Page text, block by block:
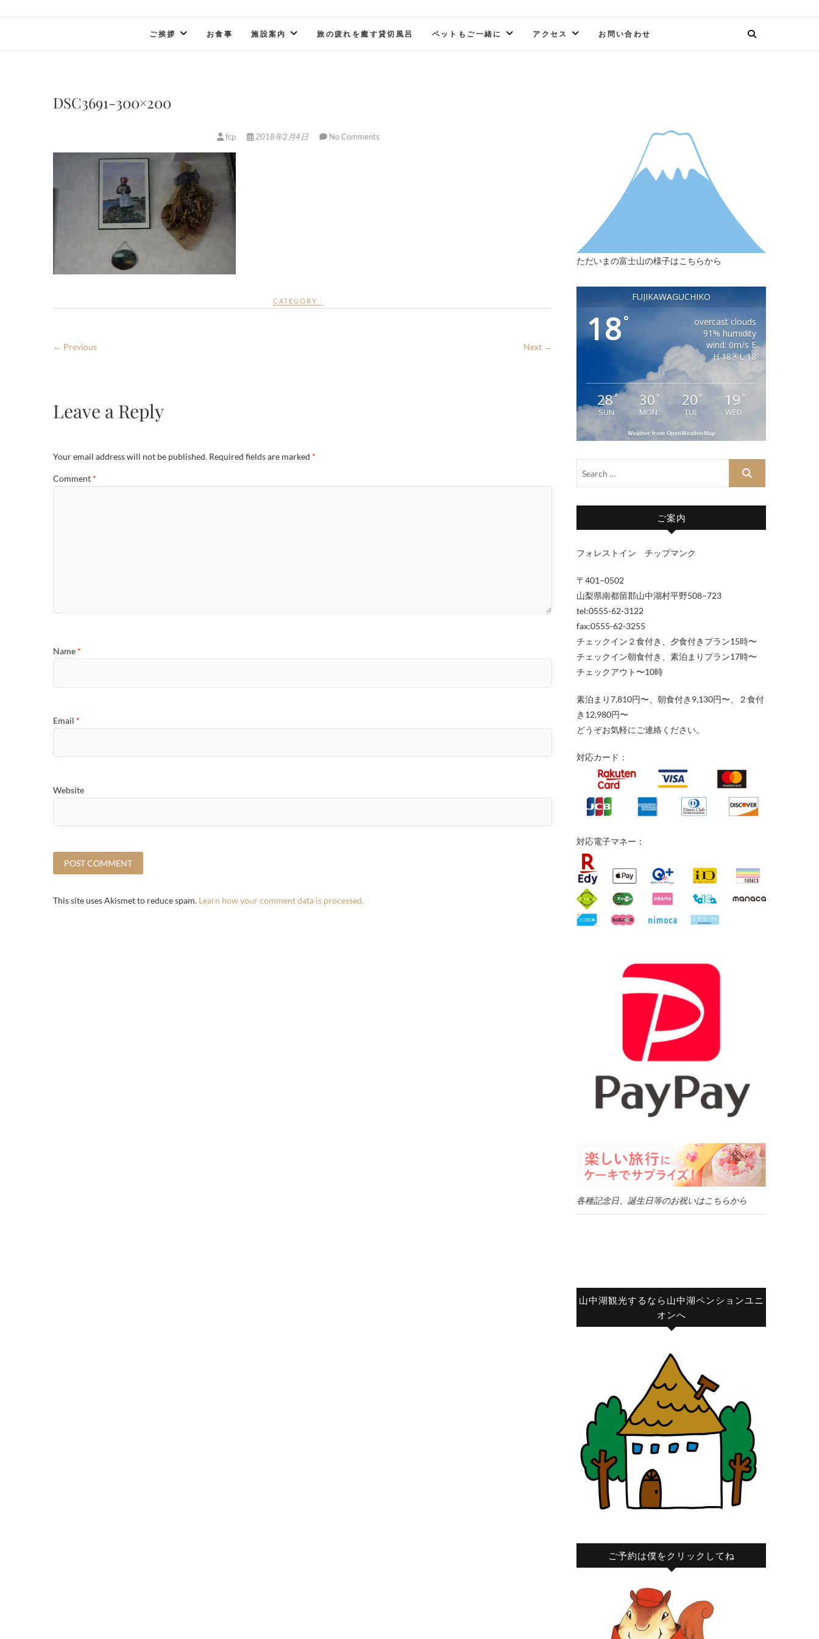
ご挨拶 お食事 施設案内 旅の疲れを癒す貸切風呂 ペットもご一緒に アクセス お問い合わせ
DSC3691-300×200
fcp 2018年2月4日 No Comments
CATEGORY :
← Previous Next →
Leave a Reply
Your email address will not be published. Required fields are marked *
Comment *
Name *
Email *
Website
This site uses Akismet to reduce spam. Learn how your comment data is processed.
ただいまの富士山の様子はこちらから
FUJIKAWAGUCHIKO
18°
overcast clouds
91% humidity
wind: 0m/s E
H 18 • L 18
28°
SUN
30 °
MON
20°
TUE
19 °
WED
Weather from OpenWeatherMap
ご案内
フォレストイン チップマンク
〒401−0502
山梨県南都留郡山中湖村平野508−723
tel:0555-62-3122
fax:0555-62-3255
チェックイン２食付き、夕食付きプラン15時〜
チェックイン朝食付き、素泊まりプラン17時〜
チェックアウト〜10時
素泊まり7,810円〜、朝食付き9,130円〜、２食付
き12,980円〜
どうぞお気軽にご連絡ください。
対応カード：
対応電子マネー：
各種記念日、誕生日等のお祝いはこちらから
山中湖観光するなら山中湖ペンションユニ
オンへ
ご予約は僕をクリックしてね